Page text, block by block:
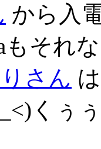
から入
もそれ
さん
くぅ